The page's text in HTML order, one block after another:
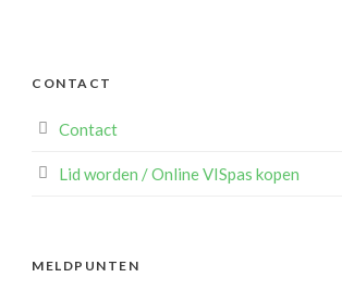
CONTACT
Contact
Lid worden / Online VISpas kopen
MELDPUNTEN